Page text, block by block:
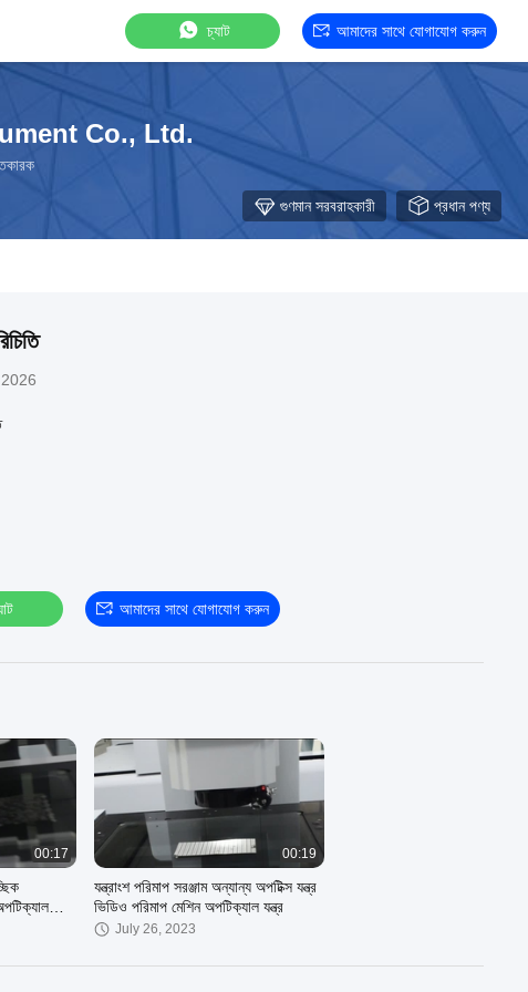
চ্যাট আমাদের সাথে যোগাযোগ করুন
Co., Ltd.
গুণমান সরবরাহকারী প্রধান পণ্য
আমাদের সাথে যোগাযোগ করুন
00:17 00:19
যন্ত্রাংশ পরিমাপ সরঞ্জাম অন্যান্য অপটিক্স যন্ত্র
ভিডিও পরিমাপ মেশিন অপটিক্যাল যন্ত্র
July 26, 2023